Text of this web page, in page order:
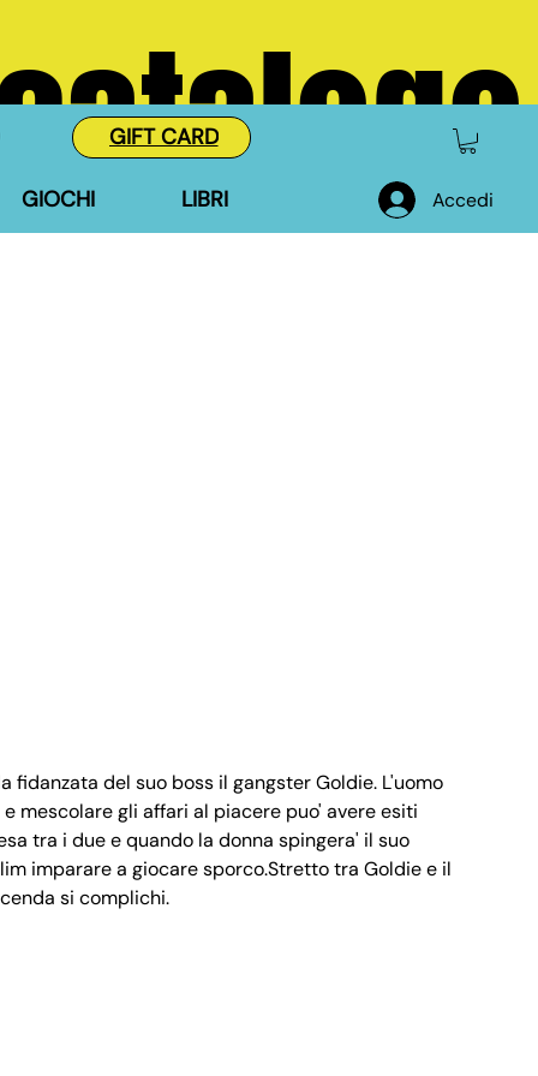
GIOCHI LIBRI
GIFT CARD
Accedi
del suo boss il gangster Goldie. L'uomo
mescolare gli affari al piacere puo' avere esiti
tra i due e quando la donna spingera' il suo
imparare a giocare sporco.Stretto tra Goldie e il
si complichi.